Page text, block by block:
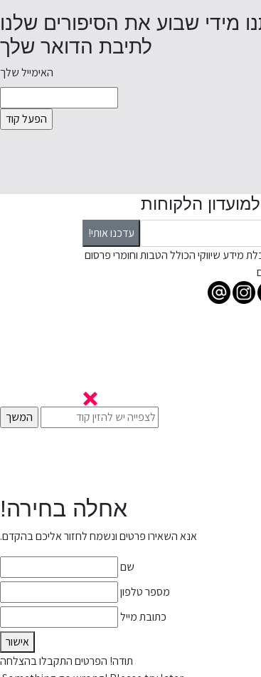
מידי שבוע את הסיפורים שלנו
לתיבת הדואר שלך
האימייל שלך
הלקוחות
עדכנו אותי!
מידע שיווקי הכולל הטבות וחומרי פרסום
אחלה בחירה!
אנא השאירו פרטים ונשמח לחזור אליכם בהקדם.
שם
מספר טלפון
כתובת מייל
אישור
תודה! הפרטים התקבלו בהצלחה